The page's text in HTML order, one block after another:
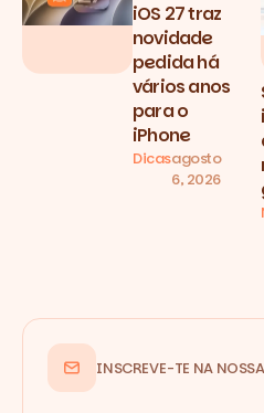
iOS 27 traz
novidade
pedida há
vários anos
para o
iPhone
Dicasagosto
6, 2026
INSCREVE-TE NA